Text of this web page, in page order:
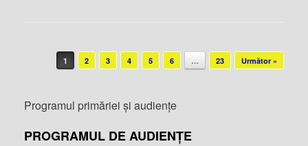
Post navigation
1 2 3 4 5 6 … 23 Următor »
Programul primăriei și audiențe
PROGRAMUL DE AUDIENȚE